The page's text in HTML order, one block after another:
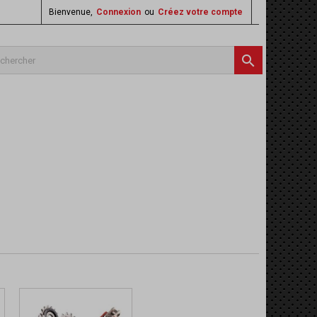
Bienvenue, Connexion ou Créez votre compte
